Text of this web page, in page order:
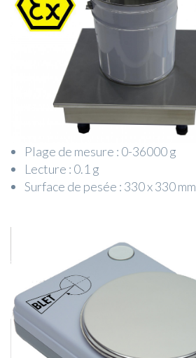
Plage de mesure : 0-36000 g
Lecture : 0.1 g
Surface de pesée : 330 x 330 mm